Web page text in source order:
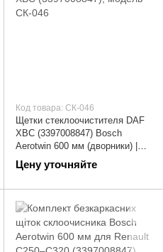
Код товара: СК-046
Щетки стеклоочистителя DAF
XBC (3397008847) Bosch
Aerotwin 600 мм (дворники) |
СК-046
Цену уточняйте